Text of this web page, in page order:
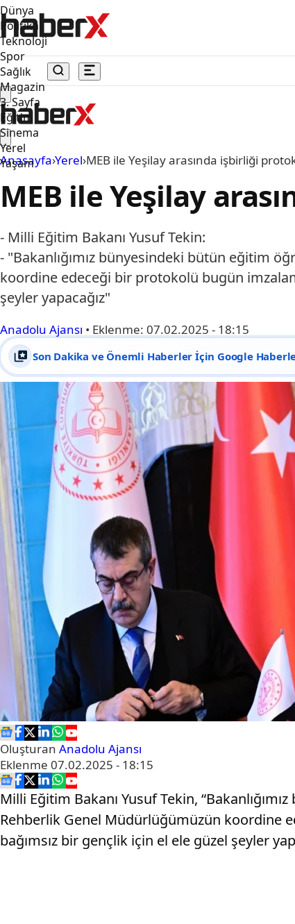
Dünya
Politika
Teknoloji
Spor
Sağlık
Magazin
3. Sayfa
Eğitim
Sinema
Yerel
Yaşam
Anasayfa›Yerel›MEB ile Yeşilay arasında işbirliği
MEB ile Yeşilay
- Milli Eğitim Bakanı Yusuf Tekin:
- "Bakanlığımız bünyesindeki bütün eğitim
koordine edeceği bir protokolü bugün
şeyler yapacağız"
Anadolu Ajansı • Eklenme: 07.02.2025 - 18:15
Son Dakika ve Önemli Haberler İçin Google
Oluşturan Anadolu Ajansı
Eklenme 07.02.2025 - 18:15
Milli Eğitim Bakanı Yusuf Tekin,
Rehberlik Genel Müdürlüğümüzün koordine
bağımsız bir gençlik için el ele güzel şeyler